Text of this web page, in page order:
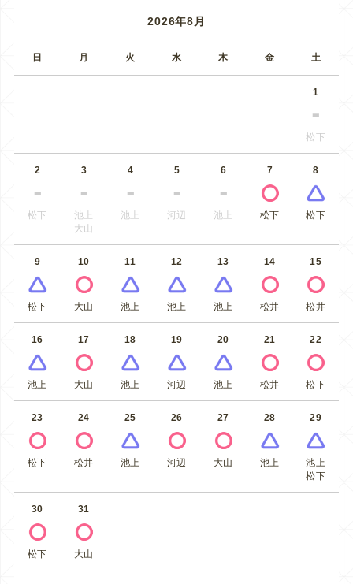
2026年8月
日 月 火 水 木 金 土
1
松下
2
松下
3
池上
大山
4
池上
5
河辺
6
池上
7
松下
8
松下
9
松下
10
大山
11
池上
12
池上
13
池上
14
松井
15
松井
16
池上
17
大山
18
池上
19
河辺
20
池上
21
松井
22
松下
23
松下
24
松井
25
池上
26
河辺
27
大山
28
池上
29
池上
松下
30
松下
31
大山